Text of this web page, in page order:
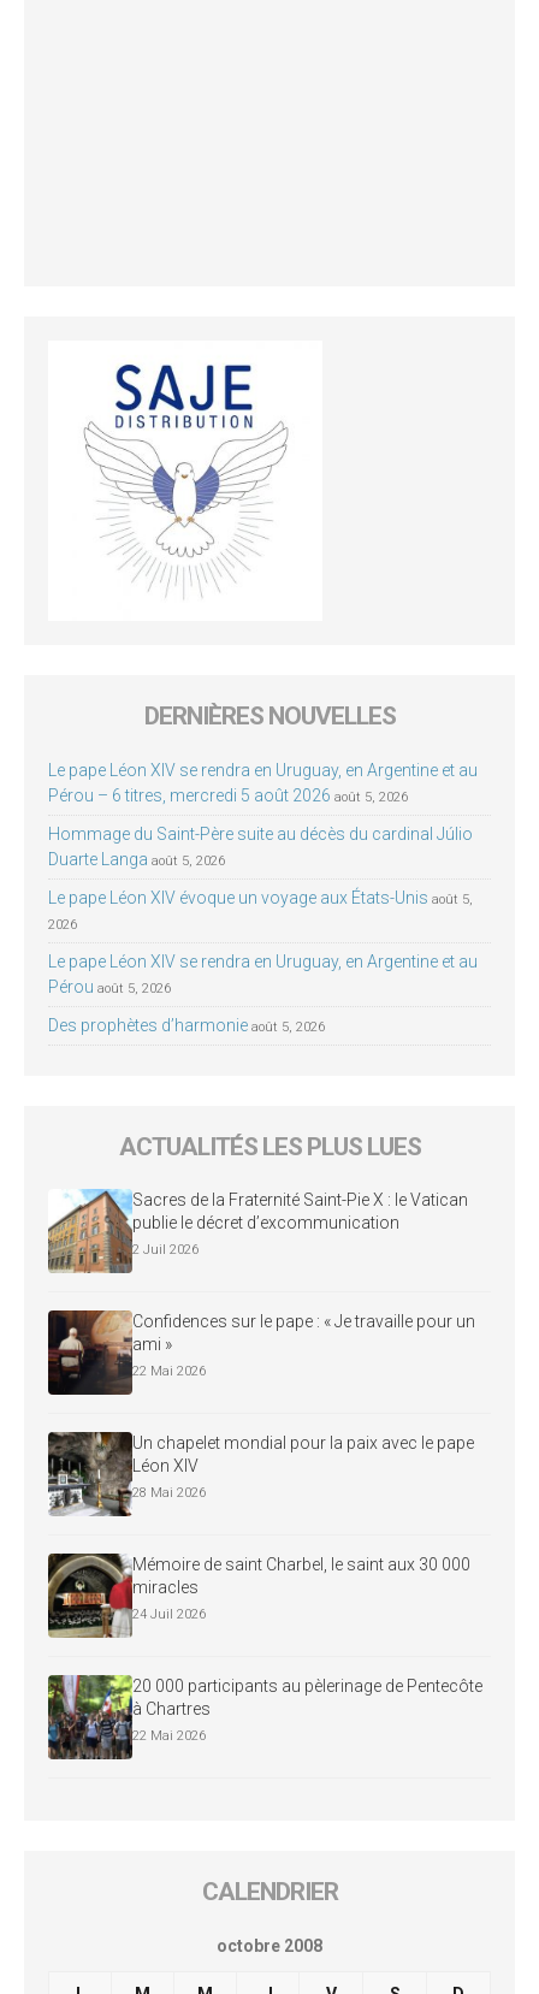
DERNIÈRES NOUVELLES
Le pape Léon XIV se rendra en Uruguay, en Argentine et au
Pérou – 6 titres, mercredi 5 août 2026 août 5, 2026
Hommage du Saint-Père suite au décès du cardinal Júlio
Duarte Langa août 5, 2026
Le pape Léon XIV évoque un voyage aux États-Unis août 5,
2026
Le pape Léon XIV se rendra en Uruguay, en Argentine et au
Pérou août 5, 2026
Des prophètes d’harmonie août 5, 2026
ACTUALITÉS LES PLUS LUES
Sacres de la Fraternité Saint-Pie X : le Vatican
publie le décret d’excommunication
2 Juil 2026
Confidences sur le pape : « Je travaille pour un
ami »
22 Mai 2026
Un chapelet mondial pour la paix avec le pape
Léon XIV
28 Mai 2026
Mémoire de saint Charbel, le saint aux 30 000
miracles
24 Juil 2026
20 000 participants au pèlerinage de Pentecôte
à Chartres
22 Mai 2026
CALENDRIER
octobre 2008